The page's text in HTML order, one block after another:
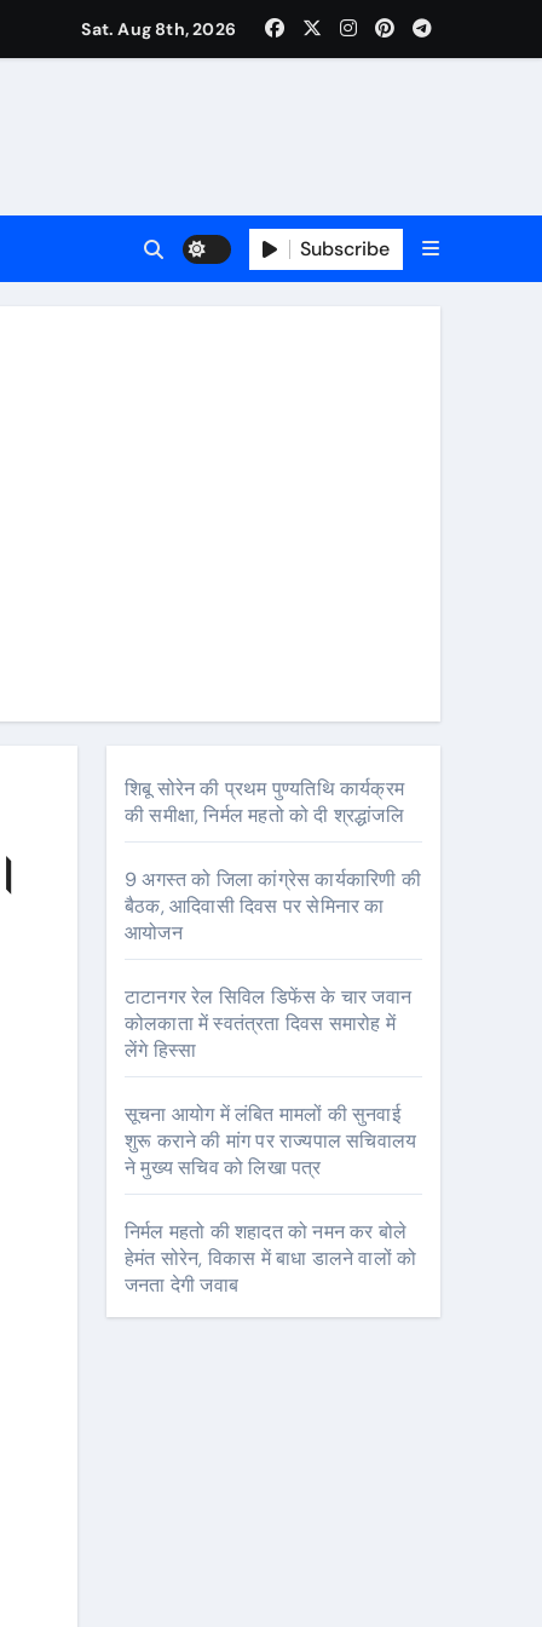
स्वतंत्रता के साहित्यकार
Sat. Aug 8th, 2026
Subscribe
शिबू सोरेन की प्रथम पुण्यतिथि कार्यक्रम
की समीक्षा, निर्मल महतो को दी श्रद्धांजलि
9 अगस्त को जिला कांग्रेस कार्यकारिणी की
बैठक, आदिवासी दिवस पर सेमिनार का
आयोजन
टाटानगर रेल सिविल डिफेंस के चार जवान
कोलकाता में स्वतंत्रता दिवस समारोह में
लेंगे हिस्सा
सूचना आयोग में लंबित मामलों की सुनवाई
शुरू कराने की मांग पर राज्यपाल सचिवालय
ने मुख्य सचिव को लिखा पत्र
निर्मल महतो की शहादत को नमन कर बोले
हेमंत सोरेन, विकास में बाधा डालने वालों को
जनता देगी जवाब